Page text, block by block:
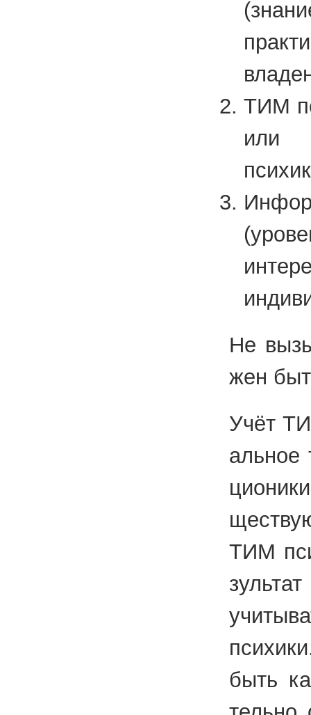
ТИМ
или
Не
жен
Учёт
аль­ное
ТИМ
быть